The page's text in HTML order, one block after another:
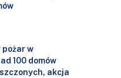
w
100 domów
akcja